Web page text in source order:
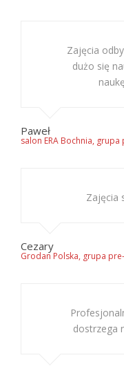
Zajęcia
dużo się
Paweł
salon ERA Bochnia, grupa
Zajęcia
Cezary
Grodan Polska, grupa
dostrzega